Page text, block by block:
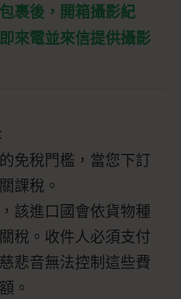
裹後，開箱攝影紀
來電並來信提供攝影
免稅門檻，當您下訂
課稅。
該進口國會依貨物種
稅。收件人必須支付
悲音無法控制這些費
。